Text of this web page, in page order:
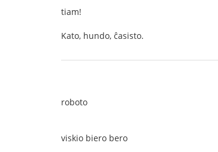
tiam!
Kato, hundo, ĉasisto.
roboto
viskio biero bero